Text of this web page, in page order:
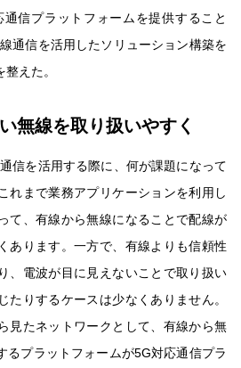
信プラットフォームを提供すること
通信を活用したソリューション構築を
えた。
無線を取り扱いやすく
信を活用する際に、何が課題になって
れまで業務アプリケーションを利用し
て、有線から無線になることで配線が
あります。一方で、有線よりも信頼性
、電波が目に見えないことで取り扱い
たりするケースは少なくありません。
見たネットワークとして、有線から無
るプラットフォームが5G対応通信プラ